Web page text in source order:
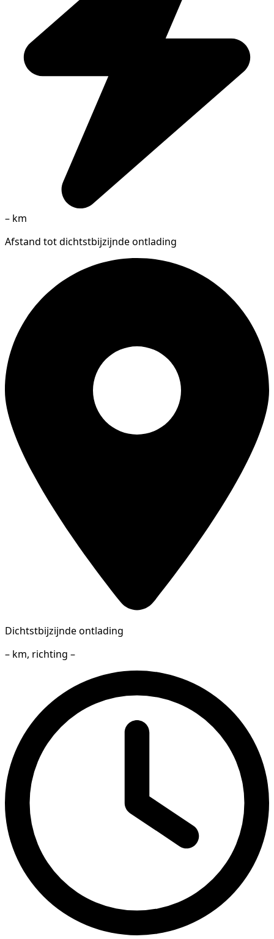
– km
Afstand tot dichtstbijzijnde ontlading
Dichtstbijzijnde ontlading
– km, richting –